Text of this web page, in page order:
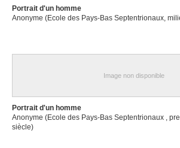
Portrait d'un homme
Anonyme (Ecole des Pays-Bas Septentrionaux,
Image non disponible
Portrait d'un homme
Anonyme (Ecole des Pays-Bas Septentrionaux ,
siècle)